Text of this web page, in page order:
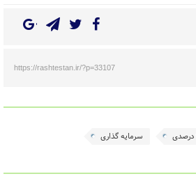
https://rashtestan.ir/?p=33107
سرمایه گذاری